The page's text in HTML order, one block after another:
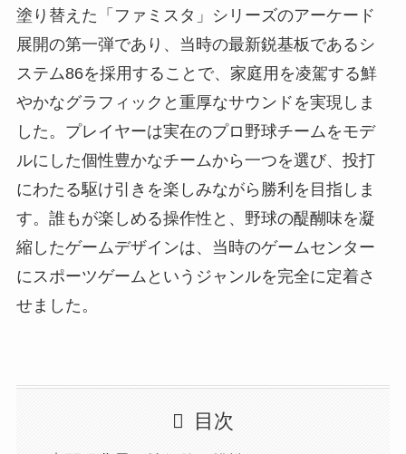
塗り替えた「ファミスタ」シリーズのアーケード
展開の第一弾であり、当時の最新鋭基板であるシ
ステム86を採用することで、家庭用を凌駕する鮮
やかなグラフィックと重厚なサウンドを実現しま
した。プレイヤーは実在のプロ野球チームをモデ
ルにした個性豊かなチームから一つを選び、投打
にわたる駆け引きを楽しみながら勝利を目指しま
す。誰もが楽しめる操作性と、野球の醍醐味を凝
縮したゲームデザインは、当時のゲームセンター
にスポーツゲームというジャンルを完全に定着さ
せました。
目次